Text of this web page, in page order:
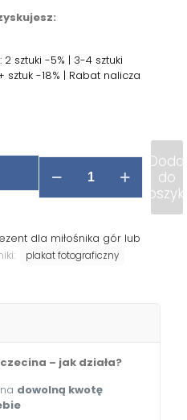
sztuki -5% | 3-4 sztuki
sztuk -18% | Rabat nalicza
Voucher
na
–
prezent
Dodaj
do
dla miłośnika gór lub
plakat fotograficzny
– jak działa?
dowolną kwotę